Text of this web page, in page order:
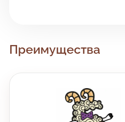
Преимущества